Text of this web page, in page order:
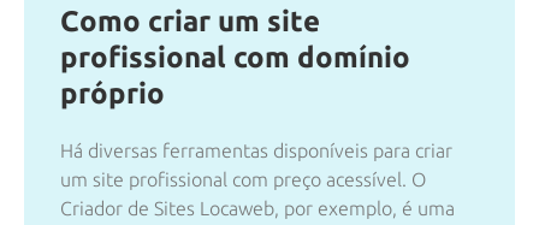
Como criar um site
profissional com domínio
próprio
Há diversas ferramentas disponíveis para criar
um site profissional com preço acessível. O
Criador de Sites Locaweb, por exemplo, é uma